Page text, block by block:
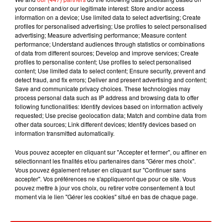
Publié : 6 juin 2017 à 15h52 par Ludo
d’une séance de cinéma au prix classique.
Suivant les salles où le film est diffusé, vous aurez
même accès aux sièges DUO avec accoudoirs
escamotables. C'est bien ça pour les films
romantiques !
Mundo Latino
Le fourmilier géant fait son retour
en Argentine, et en pleine...
Karol G dévoile la tracklist de
son nouvel album… avec des
invités...
your consent and/or our legitimate interest: Store and/or access
information on a device; Use limited data to select advertising; Create
profiles for personalised advertising; Use profiles to select personalised
advertising; Measure advertising performance; Measure content
performance; Understand audiences through statistics or combinations
of data from different sources; Develop and improve services; Create
profiles to personalise content; Use profiles to select personalised
content; Use limited data to select content; Ensure security, prevent and
detect fraud, and fix errors; Deliver and present advertising and content;
Save and communicate privacy choices. These technologies may
process personal data such as IP address and browsing data to offer
following functionalities: Identify devices based on information actively
requested; Use precise geolocation data; Match and combine data from
other data sources; Link different devices; Identify devices based on
information transmitted automatically.
Vous pouvez accepter en cliquant sur "Accepter et fermer", ou affiner en
sélectionnant les finalités et/ou partenaires dans "Gérer mes choix".
Vous pouvez également refuser en cliquant sur "Continuer sans
accepter". Vos préférences ne s'appliqueront que pour ce site. Vous
pouvez mettre à jour vos choix, ou retirer votre consentement à tout
moment via le lien "Gérer les cookies" situé en bas de chaque page.